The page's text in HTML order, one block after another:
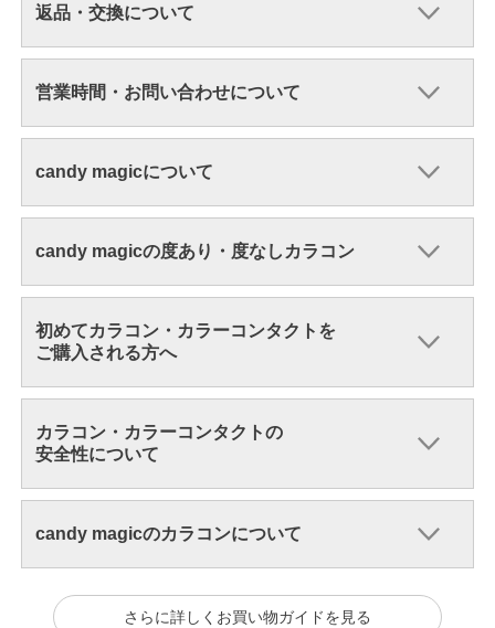
返品・交換について
営業時間・お問い合わせについて
candy magicについて
candy magicの度あり・度なしカラコン
初めてカラコン・カラーコンタクトを
ご購入される方へ
カラコン・カラーコンタクトの
安全性について
candy magicのカラコンについて
さらに詳しくお買い物ガイドを見る